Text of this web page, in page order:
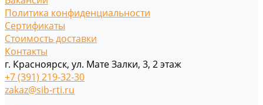
Политика конфиденциальности
Сертификаты
Стоимость доставки
Контакты
г. Красноярск, ул. Мате Залки, 3, 2 этаж
+7 (391) 219-32-30
zakaz@sib-rti.ru